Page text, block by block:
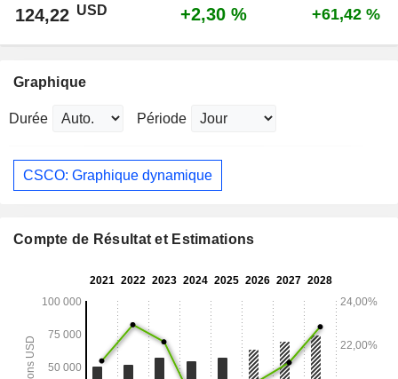
124,22 USD +2,30 % +61,42 %
Graphique
Durée Période
CSCO: Graphique dynamique
Compte de Résultat et Estimations